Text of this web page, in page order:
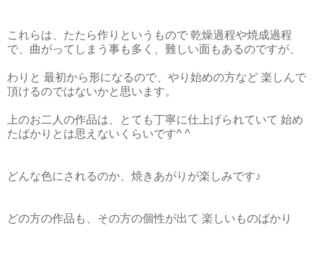
これらは、たたら作りというもので 乾燥過程や焼成過程
で、曲がってしまう事も多く、難しい面もあるのですが、
わりと 最初から形になるので、やり始めの方など 楽しんで
頂けるのではないかと思います。
上のお二人の作品は、とても丁寧に仕上げられていて 始め
たばかりとは思えないくらいです^ ^
どんな色にされるのか、焼きあがりが楽しみです♪
どの方の作品も、その方の個性が出て 楽しいものばかり